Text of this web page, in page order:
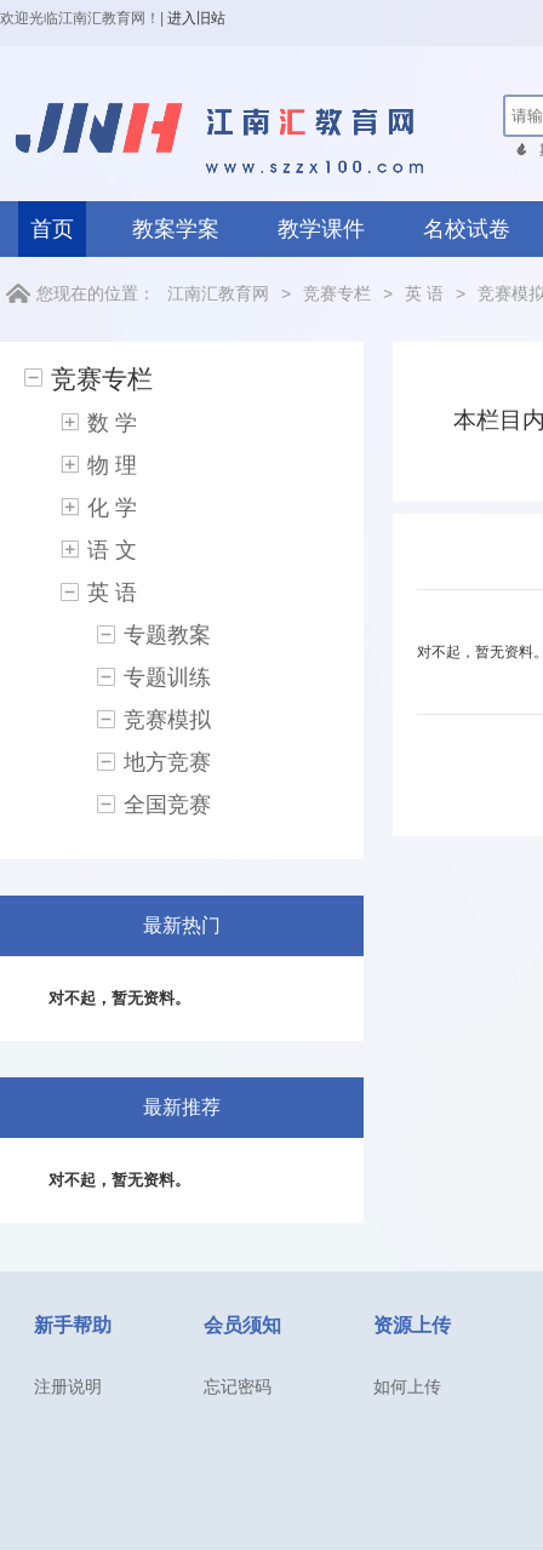
欢迎光临江南汇教育网！ 进入旧站
首页 教案学案 教学课件 名校试卷
您现在的位置： 江南汇教育网 > 竞赛专栏 > 英 语 > 竞赛模
本栏目
对不起，暂无资料
竞赛专栏
数 学
物 理
化 学
语 文
英 语
专题教案
专题训练
竞赛模拟
地方竞赛
全国竞赛
最新热门
对不起，暂无资料。
最新推荐
对不起，暂无资料。
新手帮助
注册说明
会员须知
忘记密码
资源上传
如何上传